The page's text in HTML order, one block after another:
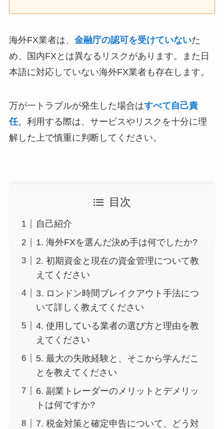
海外FX業者は、 金融庁の認可を受けていないた
め、国内FXとは異なるリスクがあります。また日
本語に対応していない海外FX業者も存在します。
万が一トラブルが発生した場合はすべて自己責
任。利用する際は、サービスやリスクを十分に理
解した上で慎重に判断してください。
目次
自己紹介
1. 海外FXを選んだ決め手は何でしたか?
2. 初期資金と現在の資金管理について教
えてください
3. ロンドン時間ブレイクアウト手法につ
いて詳しく教えてください
4. 使用している業者の選び方と理由を教
えてください
5. 最大の失敗経験と、そこから学んだこ
とを教えてください
6. 副業トレーダーのメリットとデメリッ
トは何ですか?
7. 税金対策と確定申告について、どう対